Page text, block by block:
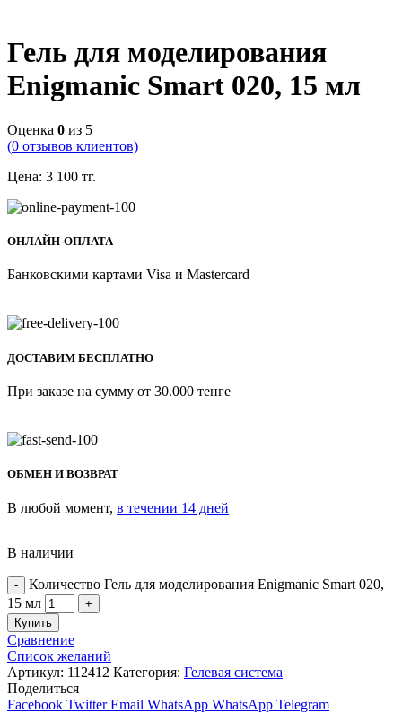
Гель для моделирования
Enigmanic Smart 020, 15 мл
Оценка 0 из 5
(0 отзывов клиентов)
Цена: 3 100 тг.
ОНЛАЙН-ОПЛАТА
Банковскими картами Visa и Mastercard
ДОСТАВИМ БЕСПЛАТНО
При заказе на сумму от 30.000 тенге
ОБМЕН И ВОЗВРАТ
В любой момент, в течении 14 дней
В наличии
Количество Гель для моделирования Enigmanic Smart 020,
15 мл
Купить
Сравнение
Список желаний
Артикул: 112412 Категория: Гелевая система
Поделиться
Facebook Twitter Email WhatsApp WhatsApp Telegram